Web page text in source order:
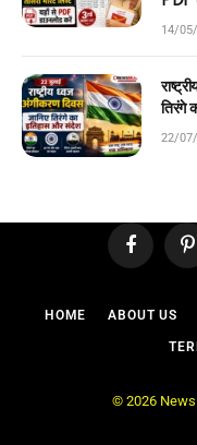
14/
तिरंगे
22/
Facebook
HOME ABOUT US
© 2026